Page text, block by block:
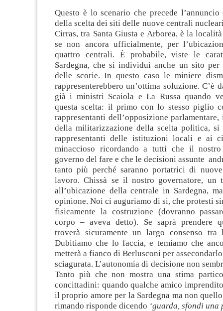
Questo è lo scenario che precede l’annuncio
della scelta dei siti delle nuove centrali
Cirras, tra Santa Giusta e Arborea, è la
se non ancora ufficialmente, per
quattro centrali. È probabile, viste le
Sardegna, che si individui anche un sito per
delle scorie. In questo caso le miniere
rappresenterebbero un’ottima soluzione. C’è
già i ministri Scaiola e La Russa quando
questa scelta: il primo con lo stesso piglio
rappresentanti dell’opposizione
della militarizzazione della scelta politica, si
rappresentanti delle istituzioni locali e ai
minaccioso ricordando a tutti che il
governo del fare e che le decisioni assunte
tanto più perché saranno portatrici di
lavoro. Chissà se il nostro governatore, un
all’ubicazione della centrale in Sardegna,
opinione. Noi ci auguriamo di si, che protesti
fisicamente la costruzione (dovranno
corpo – aveva detto). Se saprà prendere
troverà sicuramente un largo consenso tra
Dubitiamo che lo faccia, e temiamo che
metterà a fianco di Berlusconi per
sciagurata. L’autonomia di decisione non
Tanto più che non mostra una stima
concittadini: quando qualche amico
il proprio amore per la Sardegna ma non
rimando risponde dicendo ‘guarda, sfondi una